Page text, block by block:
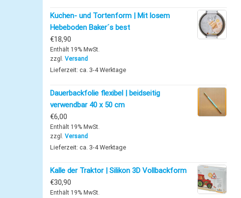
Kuchen- und Tortenform | Mit losem
Hebeboden Baker´s best
€18,90
Enthält 19% MwSt.
zzgl. Versand
Lieferzeit: ca. 3-4 Werktage
Dauerbackfolie flexibel | beidseitig
verwendbar 40 x 50 cm
€6,00
Enthält 19% MwSt.
zzgl. Versand
Lieferzeit: ca. 3-4 Werktage
Kalle der Traktor | Silikon 3D Vollbackform
€30,90
Enthält 19% MwSt.